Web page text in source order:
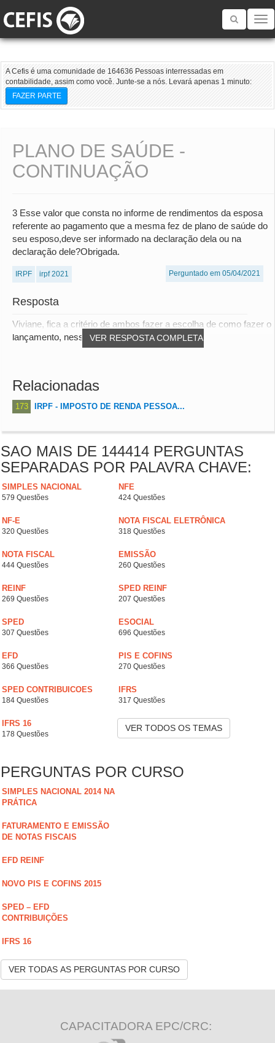
Toggle
A Cefis é uma comunidade de 164636 Pessoas interressadas em
contabilidade, assim como você. Junte-se a nós. Levará apenas 1 minuto:
FAZER PARTE
PLANO DE SAÚDE -
CONTINUAÇÃO
3 Esse valor que consta no informe de rendimentos da esposa
referente ao pagamento que a mesma fez de plano de saúde do
seu esposo,deve ser informado na declaração dela ou na
declaração dele?Obrigada.
IRPF irpf 2021 Perguntado em 05/04/2021
Resposta
VER RESPOSTA COMPLETA
Viviane, fica a critério de ambos fazer a escolha de como fazer o
lançamento, nessa situação vale le...
Relacionadas
173 IRPF - IMPOSTO DE RENDA PESSOA...
SAO MAIS DE 144414 PERGUNTAS
SEPARADAS POR PALAVRA CHAVE:
SIMPLES NACIONAL
579 Questões
NFE
424 Questões
NF-E
320 Questões
NOTA FISCAL ELETRÔNICA
318 Questões
NOTA FISCAL
444 Questões
EMISSÃO
260 Questões
REINF
269 Questões
SPED REINF
207 Questões
SPED
307 Questões
ESOCIAL
696 Questões
EFD
366 Questões
PIS E COFINS
270 Questões
SPED CONTRIBUICOES
184 Questões
IFRS
317 Questões
IFRS 16
178 Questões
VER TODOS OS TEMAS
PERGUNTAS POR CURSO
SIMPLES NACIONAL 2014 NA
PRÁTICA
FATURAMENTO E EMISSÃO
DE NOTAS FISCAIS
EFD REINF
NOVO PIS E COFINS 2015
SPED – EFD
CONTRIBUIÇÕES
IFRS 16
VER TODAS AS PERGUNTAS POR CURSO
CAPACITADORA EPC/CRC: